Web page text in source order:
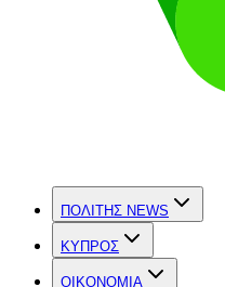
ΠΟΛΙΤΗΣ NEWS
ΚΥΠΡΟΣ
OIKONOMIA